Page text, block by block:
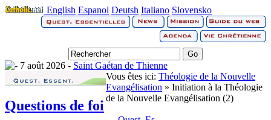
English Espanol Deutsh Italiano Slovensko
7 août 2026 - Saint Gaétan de Thienne
Questions de foi
Vous êtes ici: Théologie de la Nouvelle
Evangélisation » Initiation à la Théologie
de la Nouvelle Evangélisation (2)